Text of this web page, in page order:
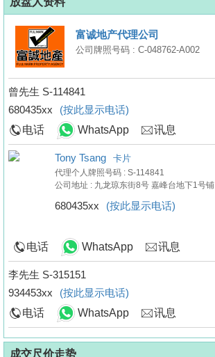
富诚地产代理公司
公司牌照号码 : C-048762-A002
曾先生 S-114841
680435xx
(按此显示电话)
电话
WhatsApp 讯息
Tony Tsang 卡片
代理个人牌照号码 : S-114841
公司地址 : 九龙琼东街8号 嘉峰台地下1号铺
680435xx (按此显示电话)
电话 WhatsApp 讯息
李先生 S-315151
934453xx
(按此显示电话)
电话
WhatsApp 讯息
成交尺价走势